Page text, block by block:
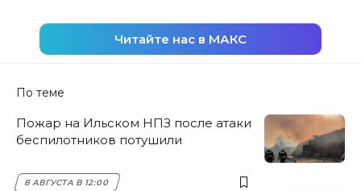
Читайте нас в МАКС
По теме
Пожар на Ильском НПЗ после атаки
беспилотников потушили
8 АВГУСТА В 12:00